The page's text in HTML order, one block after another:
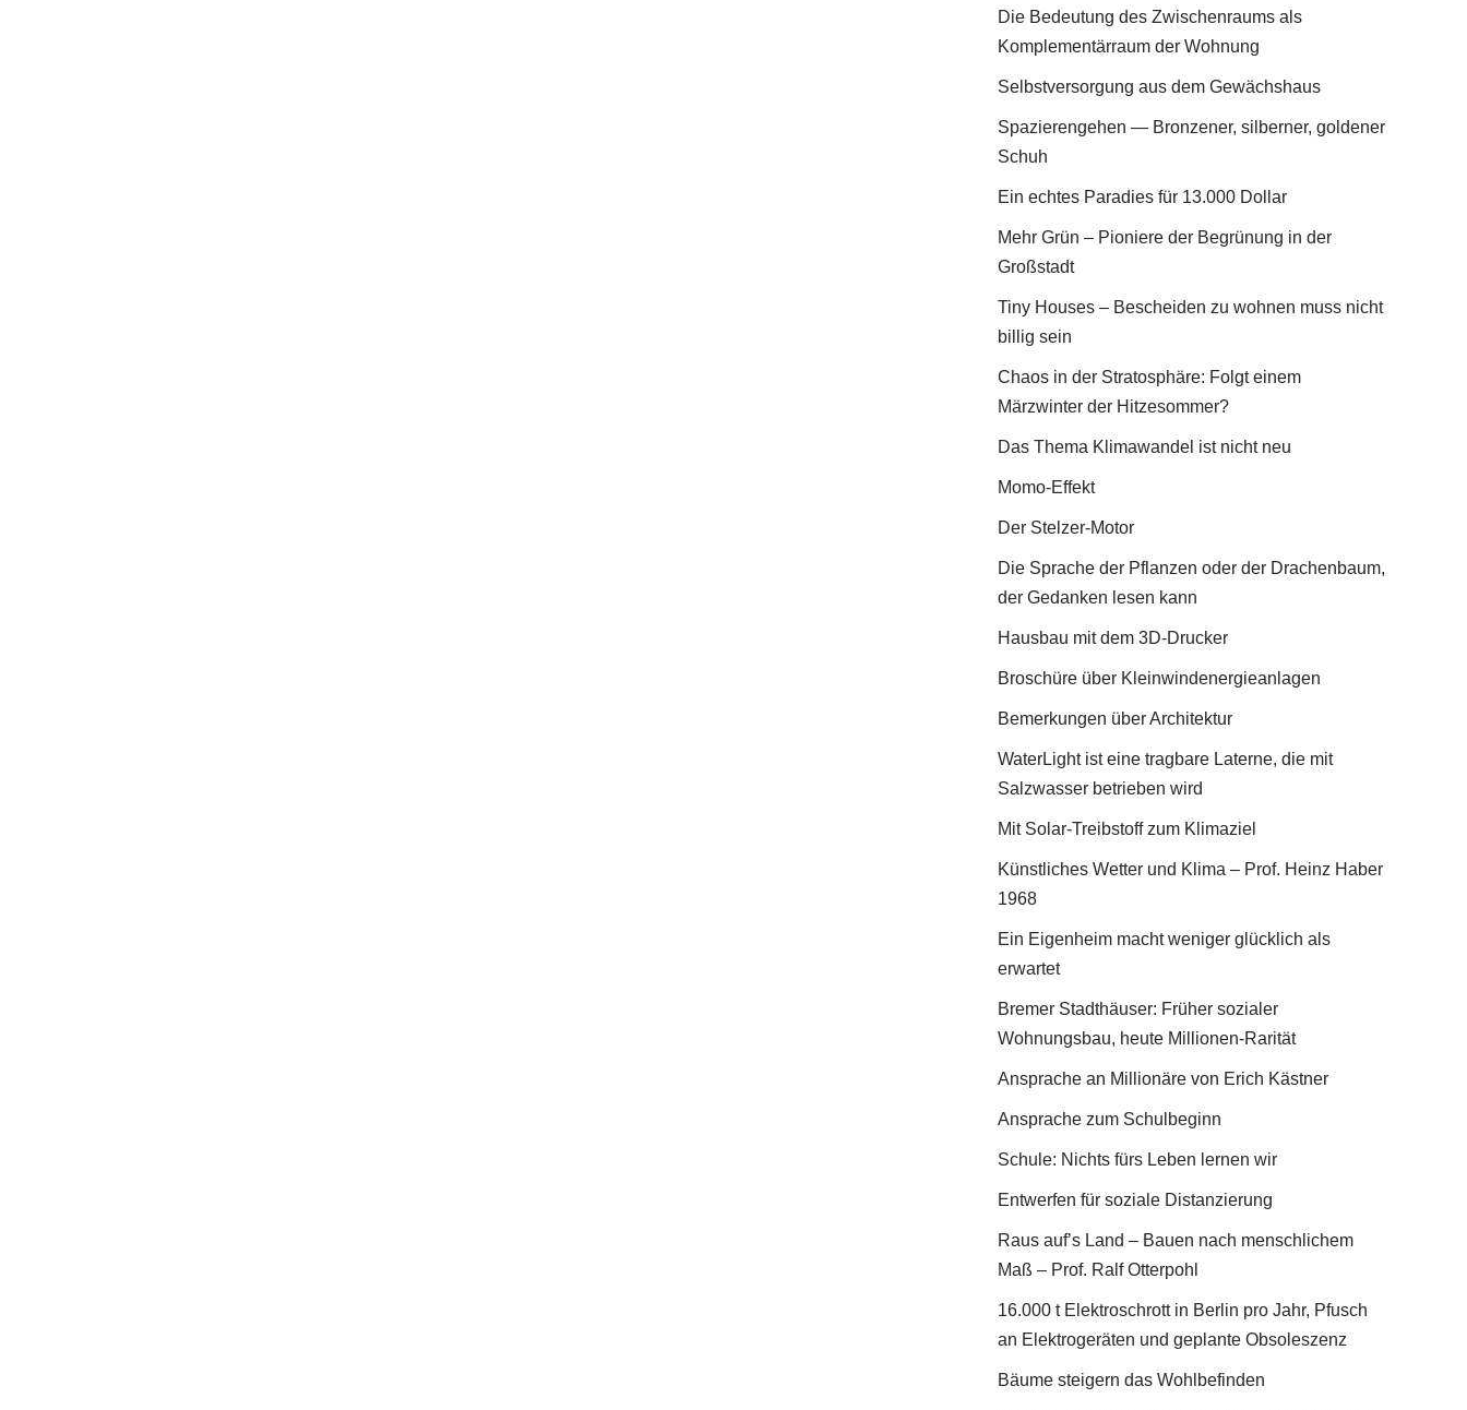
Die Bedeutung des Zwischenraums als
Komplementärraum der Wohnung
Selbstversorgung aus dem Gewächshaus
Spazierengehen — Bronzener, silberner, goldener
Schuh
Ein echtes Paradies für 13.000 Dollar
Mehr Grün – Pioniere der Begrünung in der
Großstadt
Tiny Houses – Bescheiden zu wohnen muss nicht
billig sein
Chaos in der Stratosphäre: Folgt einem
Märzwinter der Hitzesommer?
Das Thema Klimawandel ist nicht neu
Momo-Effekt
Der Stelzer-Motor
Die Sprache der Pflanzen oder der Drachenbaum,
der Gedanken lesen kann
Hausbau mit dem 3D-Drucker
Broschüre über Kleinwindenergieanlagen
Bemerkungen über Architektur
WaterLight ist eine tragbare Laterne, die mit
Salzwasser betrieben wird
Mit Solar-Treibstoff zum Klimaziel
Künstliches Wetter und Klima – Prof. Heinz Haber
1968
Ein Eigenheim macht weniger glücklich als
erwartet
Bremer Stadthäuser: Früher sozialer
Wohnungsbau, heute Millionen-Rarität
Ansprache an Millionäre von Erich Kästner
Ansprache zum Schulbeginn
Schule: Nichts fürs Leben lernen wir
Entwerfen für soziale Distanzierung
Raus auf’s Land – Bauen nach menschlichem
Maß – Prof. Ralf Otterpohl
16.000 t Elektroschrott in Berlin pro Jahr, Pfusch
an Elektrogeräten und geplante Obsoleszenz
Bäume steigern das Wohlbefinden